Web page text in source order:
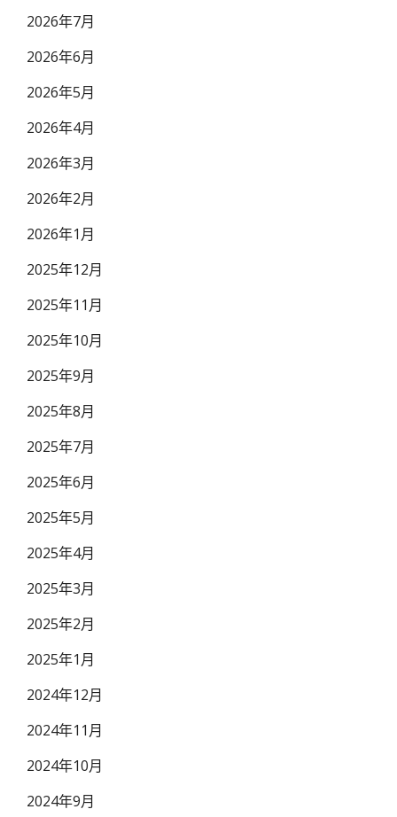
2026年7月
2026年6月
2026年5月
2026年4月
2026年3月
2026年2月
2026年1月
2025年12月
2025年11月
2025年10月
2025年9月
2025年8月
2025年7月
2025年6月
2025年5月
2025年4月
2025年3月
2025年2月
2025年1月
2024年12月
2024年11月
2024年10月
2024年9月